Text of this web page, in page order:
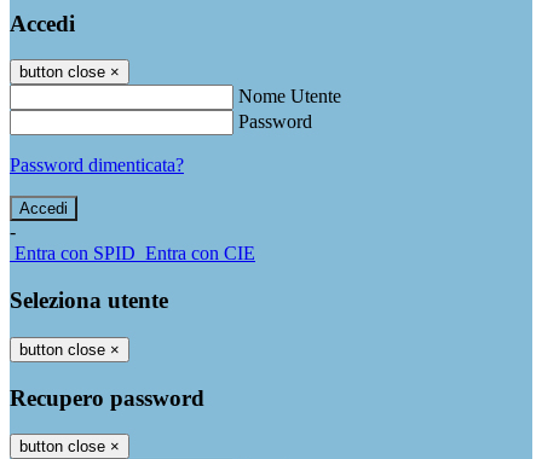
Accedi
button close ×
Nome Utente
Password
Password dimenticata?
-
Entra con SPID Entra con CIE
Seleziona utente
button close ×
Recupero password
button close ×